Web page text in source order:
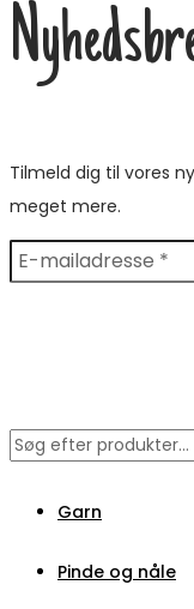
Tilmeld dig til vores
meget mere.
Søge
Garn
Pinde og nåle